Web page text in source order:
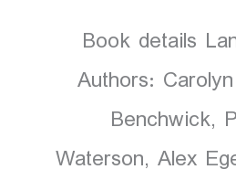
Book details
Authors:
Benchwick,
Waterson, Alex